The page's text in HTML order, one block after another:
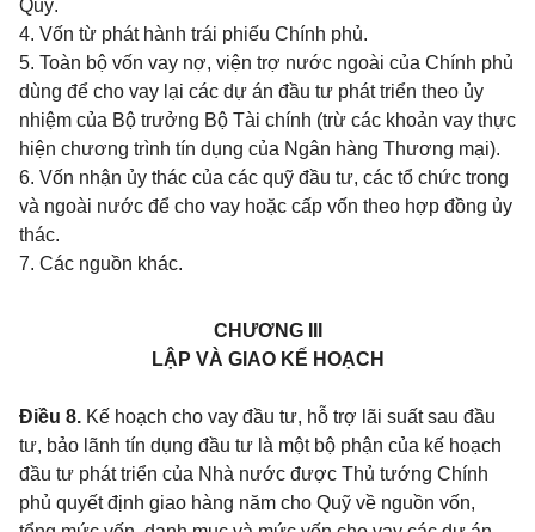
Quỹ.
4. Vốn từ phát hành trái phiếu Chính phủ.
5. Toàn bộ vốn vay nợ, viện trợ nước ngoài của Chính phủ
dùng để cho vay lại các dự án đầu tư phát triển theo ủy
nhiệm của Bộ trưởng Bộ Tài chính (trừ các khoản vay thực
hiện chương trình tín dụng của Ngân hàng Thương mại).
6. Vốn nhận ủy thác của các quỹ đầu tư, các tổ chức trong
và ngoài nước để cho vay hoặc cấp vốn theo hợp đồng ủy
thác.
7. Các nguồn khác.
CHƯƠNG III
LẬP VÀ GIAO KẾ HOẠCH
Điều 8. Kế hoạch cho vay đầu tư, hỗ trợ lãi suất sau đầu
tư, bảo lãnh tín dụng đầu tư là một bộ phận của kế hoạch
đầu tư phát triển của Nhà nước được Thủ tướng Chính
phủ quyết định giao hàng năm cho Quỹ về nguồn vốn,